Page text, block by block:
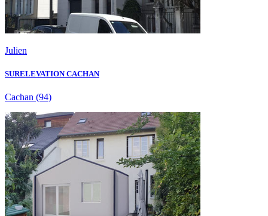
Julien
SURELEVATION CACHAN
Cachan (94)